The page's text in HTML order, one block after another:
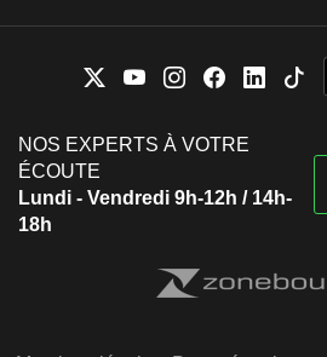
NOS EXPERTS À VOTRE
ÉCOUTE
Lundi - Vendredi 9h-12h / 14h-
18h